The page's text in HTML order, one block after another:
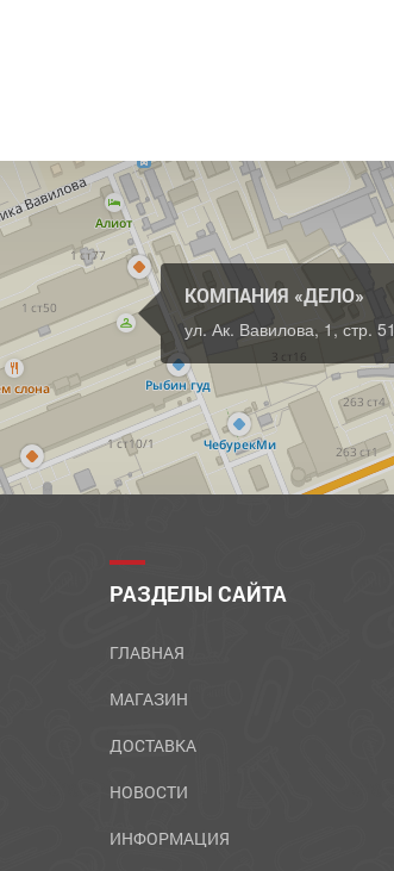
КОМПАНИЯ «ДЕЛО»
ул. Ак. Вавилова, 1, стр. 51
РАЗДЕЛЫ САЙТА
ГЛАВНАЯ
МАГАЗИН
ДОСТАВКА
НОВОСТИ
ИНФОРМАЦИЯ